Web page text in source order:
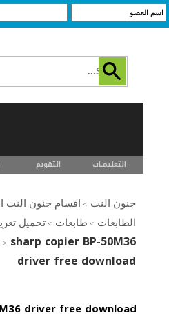
التعليمـــات التقويم
جنون النت > اقسام جنون النت
الطابعات > طابعات >
> sharp copier BP-50M36
driver free download
driver free download